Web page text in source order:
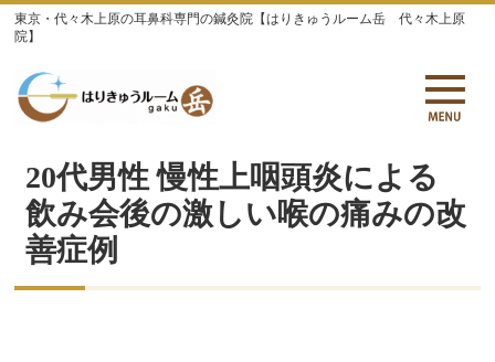
東京・代々木上原の耳鼻科専門の鍼灸院【はりきゅうルーム岳 代々木上原
院】
20代男性 慢性上咽頭炎による
飲み会後の激しい喉の痛みの改
善症例